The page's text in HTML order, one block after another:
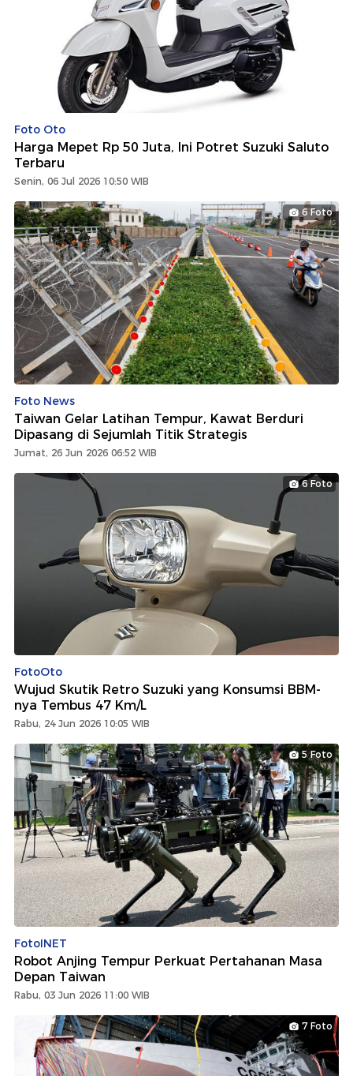
Foto Oto
Harga Mepet Rp 50 Juta, Ini Potret Suzuki Saluto
Terbaru
Senin, 06 Jul 2026 10:50 WIB
6 Foto
Foto News
Taiwan Gelar Latihan Tempur, Kawat Berduri
Dipasang di Sejumlah Titik Strategis
Jumat, 26 Jun 2026 06:52 WIB
6 Foto
FotoOto
Wujud Skutik Retro Suzuki yang Konsumsi BBM-
nya Tembus 47 Km/L
Rabu, 24 Jun 2026 10:05 WIB
5 Foto
FotoINET
Robot Anjing Tempur Perkuat Pertahanan Masa
Depan Taiwan
Rabu, 03 Jun 2026 11:00 WIB
7 Foto